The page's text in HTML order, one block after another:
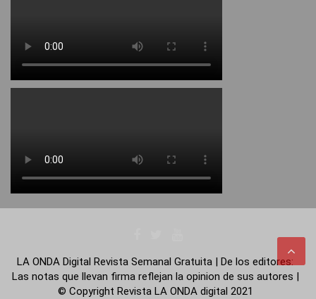
LA ONDA Digital Revista Semanal Gratuita | De los editores:
Las notas que llevan firma reflejan la opinion de sus autores |
© Copyright Revista LA ONDA digital 2021